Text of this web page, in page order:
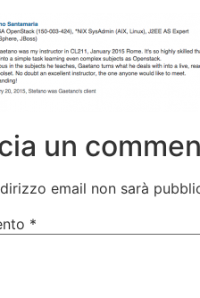
un
email non sarà
*